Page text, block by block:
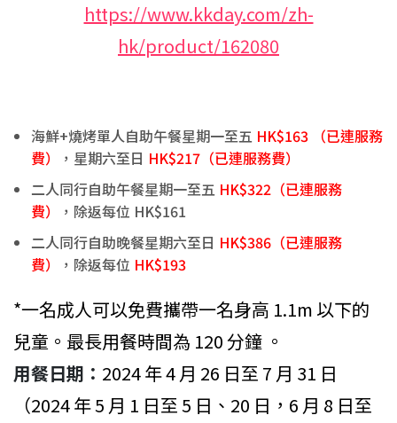
https://www.kkday.com/zh-
hk/product/162080
海鮮+燒烤單人自助午餐星期一至五 HK$163 （已連服務
費）
，星期六至日 HK$217（已連服務費）
二人同行自助午餐星期一至五 HK$322（已連服務
費）
，除返每位 HK$161
二人同行自助晚餐星期六至日 HK$386（已連服務
費）
，除返每位 HK$193
*一名成人可以免費攜帶一名身高 1.1m 以下的
兒童。最長用餐時間為 120 分鐘 。
用餐日期： 2024 年 4 月 26 日至 7 月 31 日
（2024 年 5 月 1 日至 5 日、20 日，6 月 8 日至